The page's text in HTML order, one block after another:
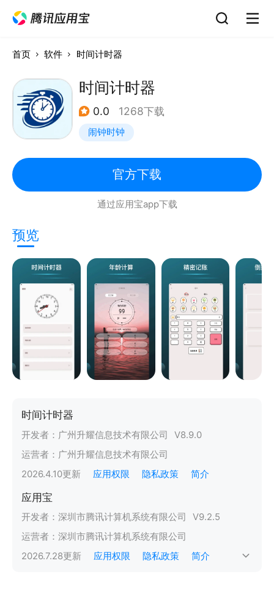
首页 软件 时间计时器
时间计时器
0.0 1268下载
闹钟时钟
官方下载
通过应用宝app下载
预览
时间计时器
开发者： 广州升耀信息技术有限公司 V8.9.0
运营者： 广州升耀信息技术有限公司
2026.4.10更新 应用权限 隐私政策 简介
应用宝
开发者： 深圳市腾讯计算机系统有限公司 V9.2.5
运营者： 深圳市腾讯计算机系统有限公司
2026.7.28更新 应用权限 隐私政策 简介